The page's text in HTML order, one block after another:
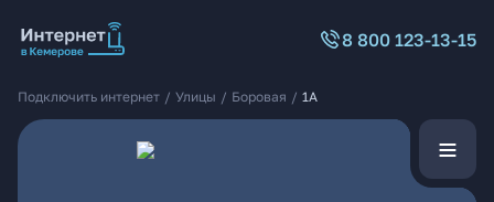
8 800 123-13-15
Подключить интернет / Улицы / Боровая / 1А